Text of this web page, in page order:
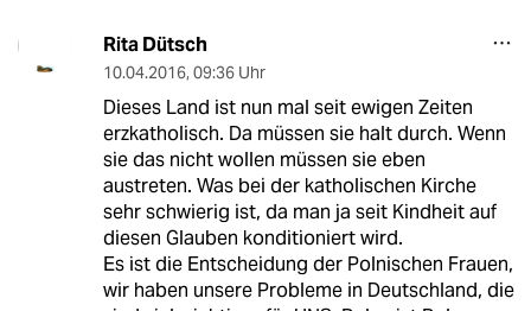
Rita Dütsch
10.04.2016, 09:36 Uhr
Dieses Land ist nun mal seit ewigen Zeiten
erzkatholisch. Da müssen sie halt durch. Wenn
sie das nicht wollen müssen sie eben
austreten. Was bei der katholischen Kirche
sehr schwierig ist, da man ja seit Kindheit auf
diesen Glauben konditioniert wird.
Es ist die Entscheidung der Polnischen Frauen,
wir haben unsere Probleme in Deutschland, die